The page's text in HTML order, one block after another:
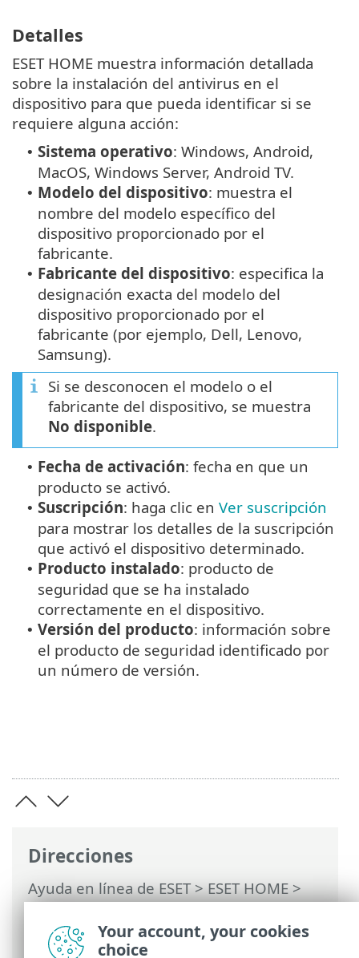
Direcciones
Ayuda en línea de ESET>ESET HOME>
Trabajar con ESET HOME>Miembros>
Funciones de ESET asignadas al miembro
> Protección antivirus
Detalles
ESET HOME muestra información detallada
sobre la instalación del antivirus en el
dispositivo para que pueda identificar si se
requiere alguna acción:
• Sistema operativo: Windows, Android,
MacOS, Windows Server, Android TV.
• Modelo del dispositivo: muestra el
nombre del modelo específico del
dispositivo proporcionado por el
fabricante.
• Fabricante del dispositivo: especifica la
designación exacta del modelo del
dispositivo proporcionado por el
fabricante (por ejemplo, Dell, Lenovo,
Samsung).
Si se desconocen el modelo o el
fabricante del dispositivo, se muestra
No disponible.
• Fecha de activación: fecha en que un
producto se activó.
• Suscripción: haga clic en Ver suscripción
para mostrar los detalles de la suscripción
que activó el dispositivo determinado.
• Producto instalado: producto de
seguridad que se ha instalado
correctamente en el dispositivo.
• Versión del producto: información sobre
el producto de seguridad identificado por
un número de versión.
Your account, your cookies
choice